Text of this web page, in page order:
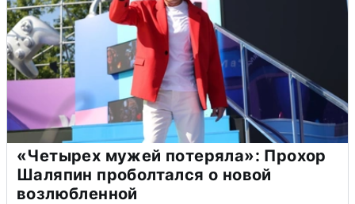
«Четырех мужей потеряла»: Прохор
Шаляпин проболтался о новой
возлюбленной